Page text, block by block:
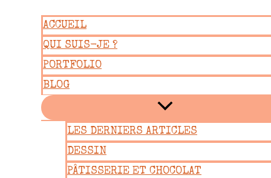
contenu
ACCUEIL
QUI SUIS-JE ?
PORTFOLIO
BLOG
LES DERNIERS ARTICLES
DESSIN
PÂTISSERIE ET CHOCOLAT